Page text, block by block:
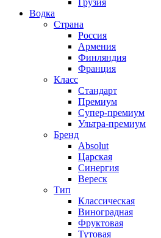
Водка
Страна
Россия
Армения
Финляндия
Франция
Класс
Стандарт
Премиум
Супер-премиум
Ультра-премиум
Бренд
Absolut
Царская
Синергия
Вереск
Тип
Классическая
Виноградная
Фруктовая
Тутовая